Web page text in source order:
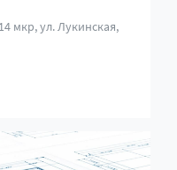
мкр, ул. Лукинская,